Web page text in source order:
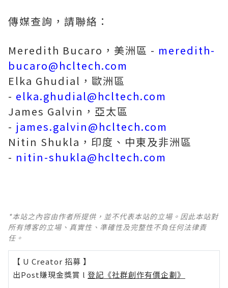
傳媒查詢，請聯絡：
Meredith Bucaro，美洲區 - meredith-
bucaro@hcltech.com
Elka Ghudial，歐洲區
- elka.ghudial@hcltech.com
James Galvin，亞太區
- james.galvin@hcltech.com
Nitin Shukla，印度、中東及非洲區
- nitin-shukla@hcltech.com
*本站之內容由作者所提供，並不代表本站的立場。因此本站對
所有博客的立場、真實性、準確性及完整性不負任何法律責
任。
【 U Creator 招募 】
出Post賺現金獎賞 l 登記《社群創作有價企劃》